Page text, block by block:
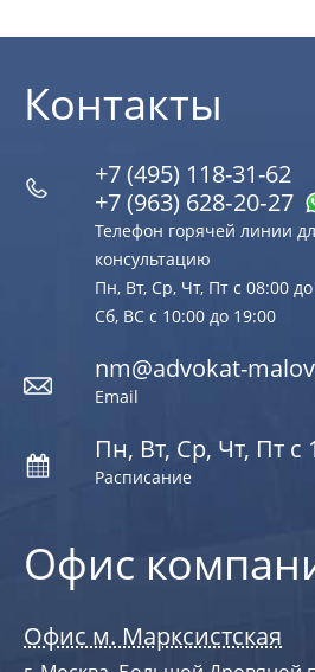
Офис
Офис м. Марксистская
Контакты
+7 (495) 118-31-62
+7 (963) 628‑20‑27
Телефон горячей линии
консультацию
Пн, Вт, Ср, Чт, Пт с 08:00
Сб, ВС с 10:00 до 19:00
nm@advokat-
Email
Пн, Вт, Ср, Чт, Пт с
Расписание